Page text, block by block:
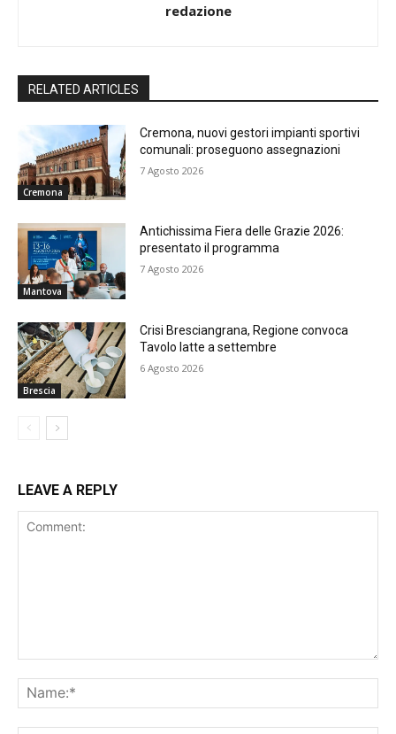
redazione
RELATED ARTICLES
Cremona
Cremona, nuovi gestori impianti sportivi
comunali: proseguono assegnazioni
7 Agosto 2026
Mantova
Antichissima Fiera delle Grazie 2026:
presentato il programma
7 Agosto 2026
Brescia
Crisi Bresciangrana, Regione convoca
Tavolo latte a settembre
6 Agosto 2026
LEAVE A REPLY